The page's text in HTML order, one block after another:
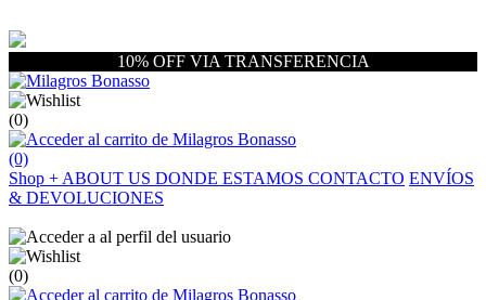
10% OFF VIA TRANSFERENCIA
(0)
(0)
Shop + ABOUT US DONDE ESTAMOS CONTACTO ENVÍOS
& DEVOLUCIONES
(0)